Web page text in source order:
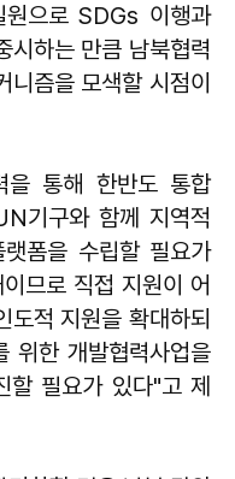
으로 SDGs 이행과
시하는 만큼 남북협력
즘을 모색할 시점이
을 통해 한반도 통합
기구와 함께 지역적
폼을 수립할 필요가
므로 직접 지원이 어
도적 지원을 확대하되
위한 개발협력사업을
할 필요가 있다"고 제